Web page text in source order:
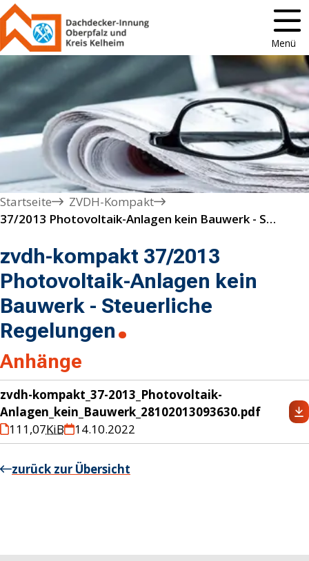
Menü
Startseite
ZVDH-Kompakt
37/2013 Photovoltaik-Anlagen kein Bauwerk - Steuerliche Regelungen
zvdh-kompakt 37/2013
Photovoltaik-Anlagen kein
Bauwerk - Steuerliche
Regelungen
Anhänge
zvdh-kompakt_37-2013_Photovoltaik-
Anlagen_kein_Bauwerk_28102013093630.pdf
111,07KiB 14.10.2022
zurück zur Übersicht